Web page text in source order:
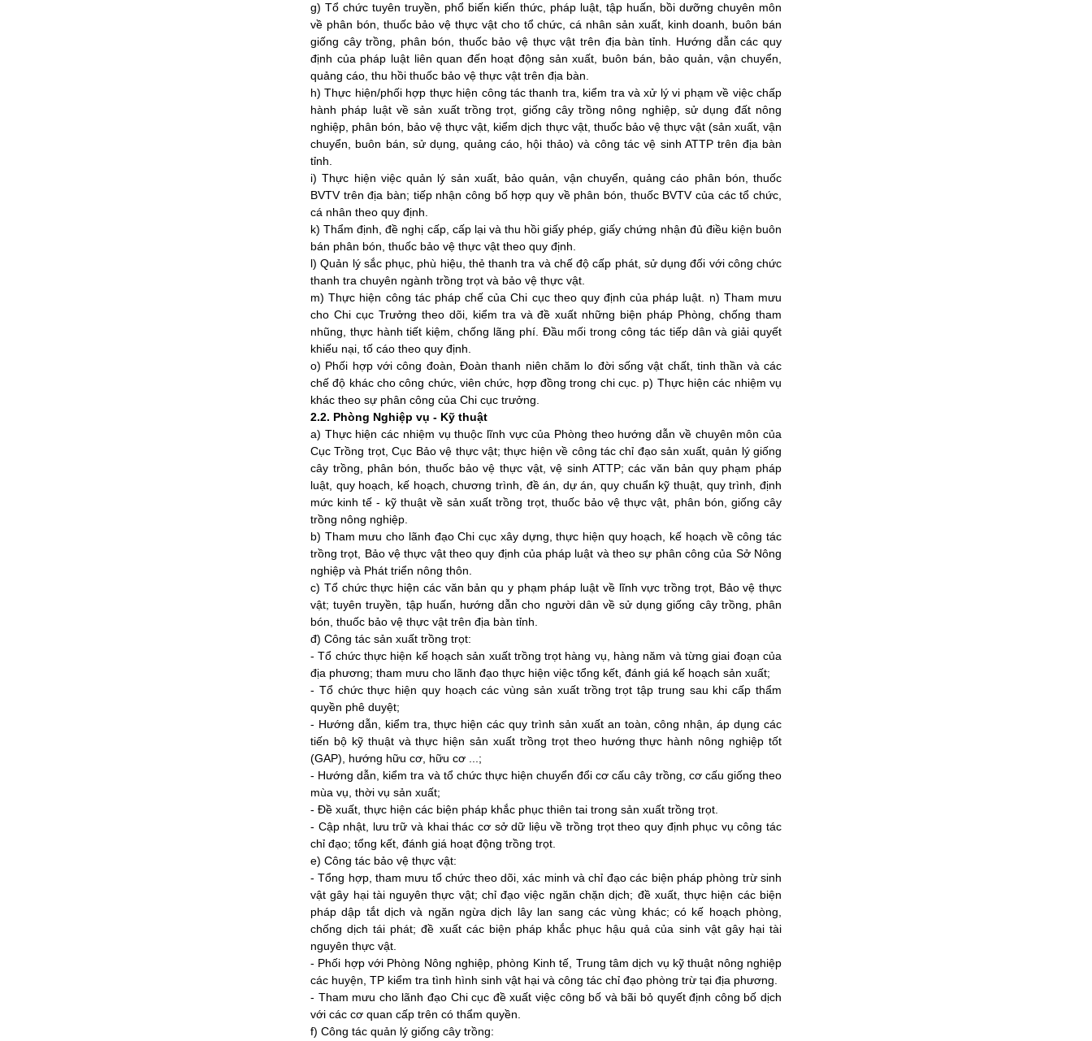
g) Tổ chức tuyên truyền, phổ biến kiến thức, pháp luật, tập huấn, bồi dưỡng chuyên môn
về phân bón, thuốc bảo vệ thực vật cho tổ chức, cá nhân sản xuất, kinh doanh, buôn bán
giống cây trồng, phân bón, thuốc bảo vệ thực vật trên địa bàn tỉnh. Hướng dẫn các quy
định của pháp luật liên quan đến hoạt động sản xuất, buôn bán, bảo quản, vận chuyển,
quảng cáo, thu hồi thuốc bảo vệ thực vật trên địa bàn.
h) Thực hiện/phối hợp thực hiện công tác thanh tra, kiểm tra và xử lý vi phạm về việc chấp
hành pháp luật về sản xuất trồng trọt, giống cây trồng nông nghiệp, sử dụng đất nông
nghiệp, phân bón, bảo vệ thực vật, kiểm dịch thực vật, thuốc bảo vệ thực vật (sản xuất, vận
chuyển, buôn bán, sử dụng, quảng cáo, hội thảo) và công tác vệ sinh ATTP trên địa bàn
tỉnh.
i) Thực hiện việc quản lý sản xuất, bảo quản, vận chuyển, quảng cáo phân bón, thuốc
BVTV trên địa bàn; tiếp nhận công bố hợp quy về phân bón, thuốc BVTV của các tổ chức,
cá nhân theo quy định.
k) Thẩm định, đề nghị cấp, cấp lại và thu hồi giấy phép, giấy chứng nhận đủ điều kiện buôn
bán phân bón, thuốc bảo vệ thực vật theo quy định.
l) Quản lý sắc phục, phù hiệu, thẻ thanh tra và chế độ cấp phát, sử dụng đối với công chức
thanh tra chuyên ngành trồng trọt và bảo vệ thực vật.
m) Thực hiện công tác pháp chế của Chi cục theo quy định của pháp luật. n) Tham mưu
cho Chi cục Trưởng theo dõi, kiểm tra và đề xuất những biện pháp Phòng, chống tham
nhũng, thực hành tiết kiệm, chống lãng phí. Đầu mối trong công tác tiếp dân và giải quyết
khiếu nại, tố cáo theo quy định.
o) Phối hợp với công đoàn, Đoàn thanh niên chăm lo đời sống vật chất, tinh thần và các
chế độ khác cho công chức, viên chức, hợp đồng trong chi cục. p) Thực hiện các nhiệm vụ
khác theo sự phân công của Chi cục trưởng.
2.2. Phòng Nghiệp vụ - Kỹ thuật
a) Thực hiện các nhiệm vụ thuộc lĩnh vực của Phòng theo hướng dẫn về chuyên môn của
Cục Trồng trọt, Cục Bảo vệ thực vật; thực hiện về công tác chỉ đạo sản xuất, quản lý giống
cây trồng, phân bón, thuốc bảo vệ thực vật, vệ sinh ATTP; các văn bản quy phạm pháp
luật, quy hoạch, kế hoạch, chương trình, đề án, dự án, quy chuẩn kỹ thuật, quy trình, định
mức kinh tế - kỹ thuật về sản xuất trồng trọt, thuốc bảo vệ thực vật, phân bón, giống cây
trồng nông nghiệp.
b) Tham mưu cho lãnh đạo Chi cục xây dựng, thực hiện quy hoạch, kế hoạch về công tác
trồng trọt, Bảo vệ thực vật theo quy định của pháp luật và theo sự phân công của Sở Nông
nghiệp và Phát triển nông thôn.
c) Tổ chức thực hiện các văn bản qu y phạm pháp luật về lĩnh vực trồng trọt, Bảo vệ thực
vật; tuyên truyền, tập huấn, hướng dẫn cho người dân về sử dụng giống cây trồng, phân
bón, thuốc bảo vệ thực vật trên địa bàn tỉnh.
đ) Công tác sản xuất trồng trọt:
- Tổ chức thực hiện kế hoạch sản xuất trồng trọt hàng vụ, hàng năm và từng giai đoạn của
địa phương; tham mưu cho lãnh đạo thực hiện việc tổng kết, đánh giá kế hoạch sản xuất;
- Tổ chức thực hiện quy hoạch các vùng sản xuất trồng trọt tập trung sau khi cấp thẩm
quyền phê duyệt;
- Hướng dẫn, kiểm tra, thực hiện các quy trình sản xuất an toàn, công nhận, áp dụng các
tiến bộ kỹ thuật và thực hiện sản xuất trồng trọt theo hướng thực hành nông nghiệp tốt
(GAP), hướng hữu cơ, hữu cơ ...;
- Hướng dẫn, kiểm tra và tổ chức thực hiện chuyển đổi cơ cấu cây trồng, cơ cấu giống theo
mùa vụ, thời vụ sản xuất;
- Đề xuất, thực hiện các biện pháp khắc phục thiên tai trong sản xuất trồng trọt.
- Cập nhật, lưu trữ và khai thác cơ sở dữ liệu về trồng trọt theo quy định phục vụ công tác
chỉ đạo; tổng kết, đánh giá hoạt động trồng trọt.
e) Công tác bảo vệ thực vật:
- Tổng hợp, tham mưu tổ chức theo dõi, xác minh và chỉ đạo các biện pháp phòng trừ sinh
vật gây hại tài nguyên thực vật; chỉ đạo việc ngăn chặn dịch; đề xuất, thực hiện các biện
pháp dập tắt dịch và ngăn ngừa dịch lây lan sang các vùng khác; có kế hoạch phòng,
chống dịch tái phát; đề xuất các biện pháp khắc phục hậu quả của sinh vật gây hại tài
nguyên thực vật.
- Phối hợp với Phòng Nông nghiệp, phòng Kinh tế, Trung tâm dịch vụ kỹ thuật nông nghiệp
các huyện, TP kiểm tra tình hình sinh vật hại và công tác chỉ đạo phòng trừ tại địa phương.
- Tham mưu cho lãnh đạo Chi cục đề xuất việc công bố và bãi bỏ quyết định công bố dịch
với các cơ quan cấp trên có thẩm quyền.
f) Công tác quản lý giống cây trồng: